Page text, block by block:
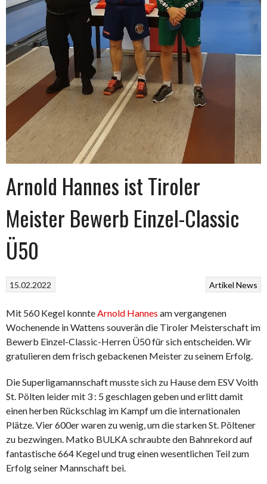
Arnold Hannes ist Tiroler
Meister Bewerb Einzel-Classic
Ü50
Artikel News
15.02.2022
Mit 560 Kegel konnteArnold Hannes am vergangenen
Wochenende in Wattens souverän die Tiroler Meisterschaft im
Bewerb Einzel-Classic-Herren Ü50 für sich entscheiden. Wir
gratulieren dem frisch gebackenen Meister zu seinem Erfolg.
Die Superligamannschaft musste sich zu Hause dem ESV Voith
St. Pölten leider mit 3 : 5 geschlagen geben und erlitt damit
einen herben Rückschlag im Kampf um die internationalen
Plätze. Vier 600er waren zu wenig, um die starken St. Pöltener
zu bezwingen. Matko BULKA schraubte den Bahnrekord auf
fantastische 664 Kegel und trug einen wesentlichen Teil zum
Erfolg seiner Mannschaft bei.